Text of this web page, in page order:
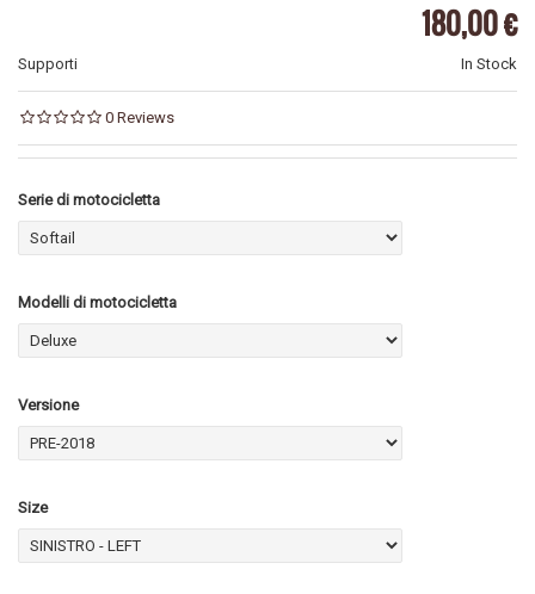
180,00 €
Supporti In Stock
0 Reviews
Serie di motocicletta
Modelli di motocicletta
Versione
Size